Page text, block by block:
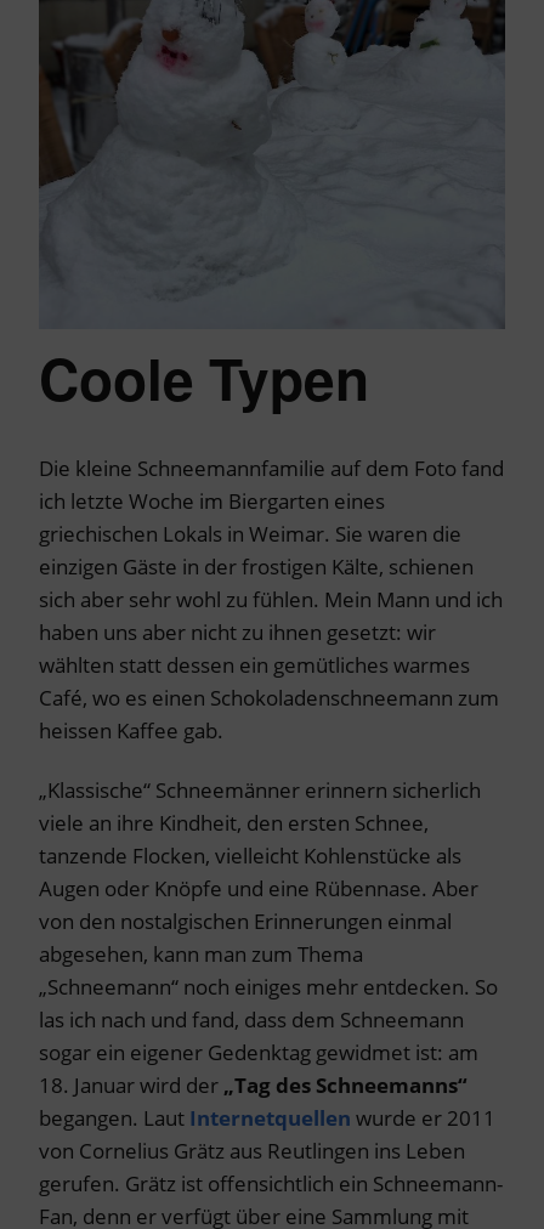
Coole Typen
Die kleine Schneemannfamilie auf dem Foto fand
ich letzte Woche im Biergarten eines
griechischen Lokals in Weimar. Sie waren die
einzigen Gäste in der frostigen Kälte, schienen
sich aber sehr wohl zu fühlen. Mein Mann und ich
haben uns aber nicht zu ihnen gesetzt: wir
wählten statt dessen ein gemütliches warmes
Café, wo es einen Schokoladenschneemann zum
heissen Kaffee gab.
„Klassische“ Schneemänner erinnern sicherlich
viele an ihre Kindheit, den ersten Schnee,
tanzende Flocken, vielleicht Kohlenstücke als
Augen oder Knöpfe und eine Rübennase. Aber
von den nostalgischen Erinnerungen einmal
abgesehen, kann man zum Thema
„Schneemann“ noch einiges mehr entdecken. So
las ich nach und fand, dass dem Schneemann
sogar ein eigener Gedenktag gewidmet ist: am
18. Januar wird der „Tag des Schneemanns“
begangen. Laut Internetquellen wurde er 2011
von Cornelius Grätz aus Reutlingen ins Leben
gerufen. Grätz ist offensichtlich ein Schneemann-
Fan, denn er verfügt über eine Sammlung mit